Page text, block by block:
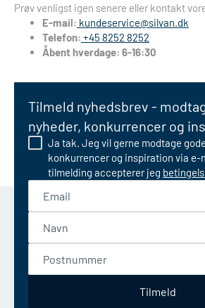
Prøv venligst igen senere eller kontakt
E-mail: kundeservice@silvan.dk
Telefon: +45 8252 8252
Åbent hverdage: 6-16:30
Tilmeld nyhedsbrev -
nyheder, konkurrencer og
Ja tak. Jeg vil gerne modtage
konkurrencer og inspiration via e-
tilmelding accepterer jeg
Tilmeld